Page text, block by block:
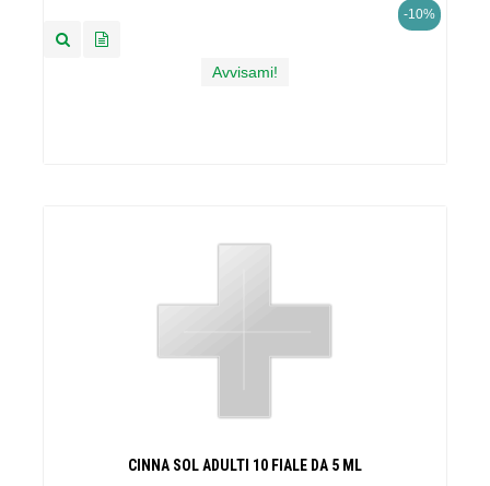
-10%
Avvisami!
CINNA SOL ADULTI 10 FIALE DA 5 ML